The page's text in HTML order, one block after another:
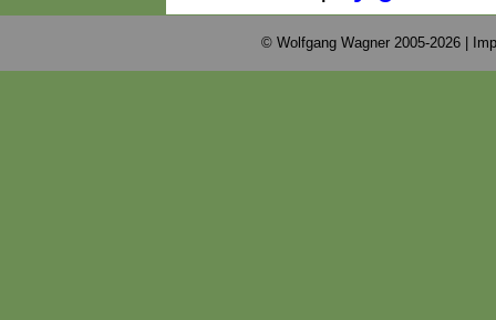
© Wolfgang Wagner 2005-2026 |